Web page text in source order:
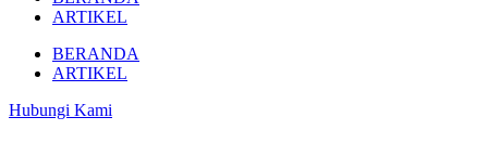
ARTIKEL
BERANDA
ARTIKEL
Hubungi Kami